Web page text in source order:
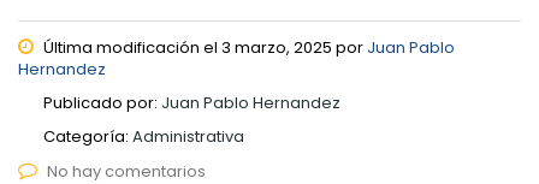
Última modificación el 3 marzo, 2025 por Juan Pablo
Hernandez
Publicado por: Juan Pablo Hernandez
Categoría: Administrativa
No hay comentarios